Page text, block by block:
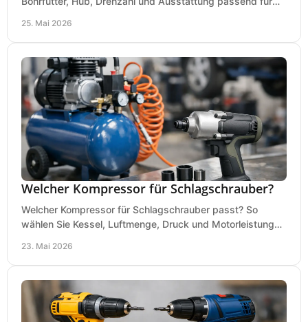
25. Mai 2026
Welcher Kompressor für Schlagschrauber?
Welcher Kompressor für Schlagschrauber passt? So
wählen Sie Kessel, Luftmenge, Druck und Motorleistung
23. Mai 2026